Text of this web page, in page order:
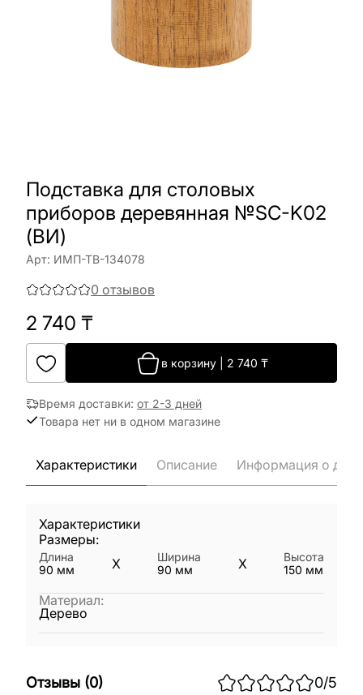
Подставка для столовых
приборов деревянная №SC-K02
(ВИ)
Арт: ИМП-ТВ-134078
0 отзывов
2 740 ₸
в корзину| 2 740 ₸
Время доставки: от 2-3 дней
Товара нет ни в одном магазине
Характеристики Описание Информация о
Характеристики
Размеры:
Длина
90 мм X
Ширина
90 мм X
Высота
150 мм
Материал:
Дерево
Отзывы (0) 0/5